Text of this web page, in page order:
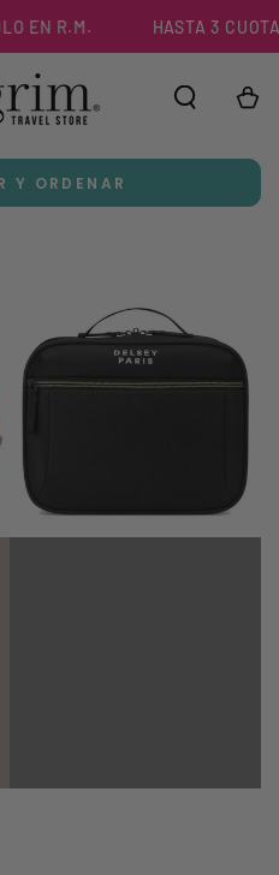
EN R.M. HASTA 3
Carrito
Y ORDENAR